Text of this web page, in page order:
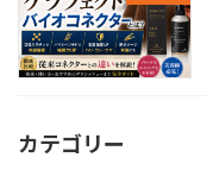
カテゴリー